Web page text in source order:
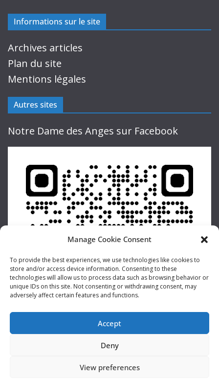
Manage Cookie Consent
To provide the best experiences, we use technologies like cookies to
store and/or access device information. Consenting to these
technologies will allow us to process data such as browsing behavior or
unique IDs on this site. Not consenting or withdrawing consent, may
adversely affect certain features and functions.
Accept
Deny
View preferences
Informations sur le site
Archives articles
Plan du site
Mentions légales
Autres sites
Notre Dame des Anges sur Facebook
ND Anges 33. Powered by